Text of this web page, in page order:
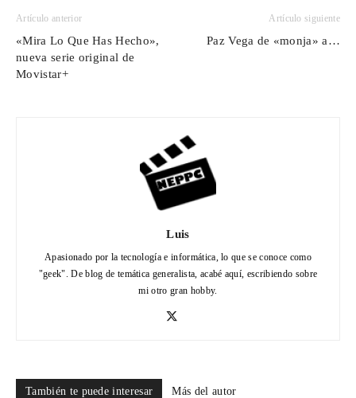
Artículo anterior
«Mira Lo Que Has Hecho»,
nueva serie original de
Movistar+
Artículo siguiente
Paz Vega de «monja» a…
Luis
Apasionado por la tecnología e informática, lo que se conoce como
"geek". De blog de temática generalista, acabé aquí, escribiendo sobre
mi otro gran hobby.
También te puede interesar Más del autor